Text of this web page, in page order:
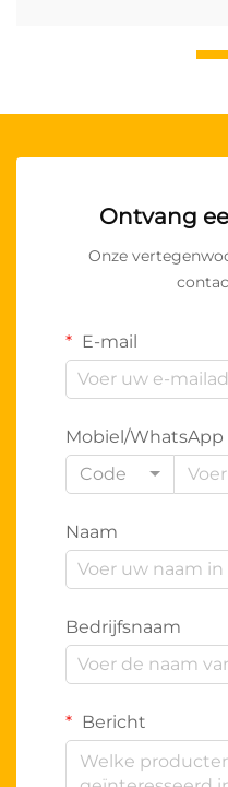
Ontvang
Onze
E-mail
Mobiel/WhatsApp
Code
Naam
Bedrijfsnaam
Bericht